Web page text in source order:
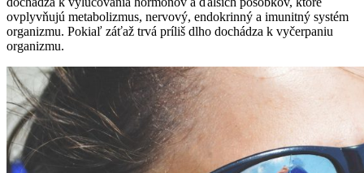
ovplyvňujú metabolizmus, nervový, endokrinný a imunitný systém
organizmu. Pokiaľ záťaž trvá príliš dlho dochádza k vyčerpaniu
organizmu.